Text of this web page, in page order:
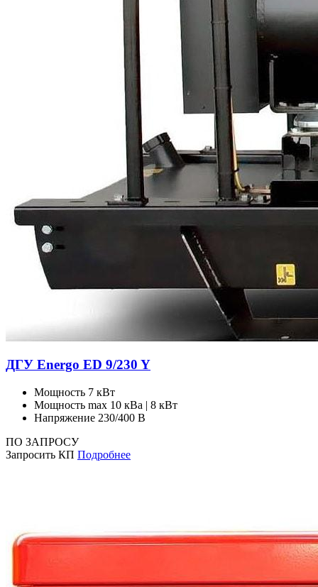
ДГУ Energo ED 9/230 Y
Мощность 7 кВт
Мощность max 10 кВа | 8 кВт
Напряжение 230/400 В
ПО ЗАПРОСУ
Запросить КП Подробнее